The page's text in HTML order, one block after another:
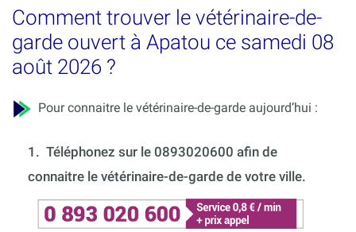
Comment trouver le vétérinaire-de-
garde ouvert à Apatou ce samedi 08
août 2026 ?
Pour connaitre le vétérinaire-de-garde aujourd’hui :
1. Téléphonez sur le 0893020600 afin de
connaitre le vétérinaire-de-garde de votre ville.